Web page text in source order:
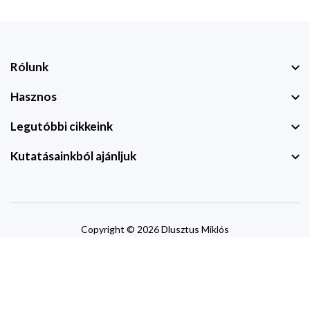
Rólunk
Hasznos
Legutóbbi cikkeink
Kutatásainkból ajánljuk
Copyright © 2026 Dlusztus Miklós